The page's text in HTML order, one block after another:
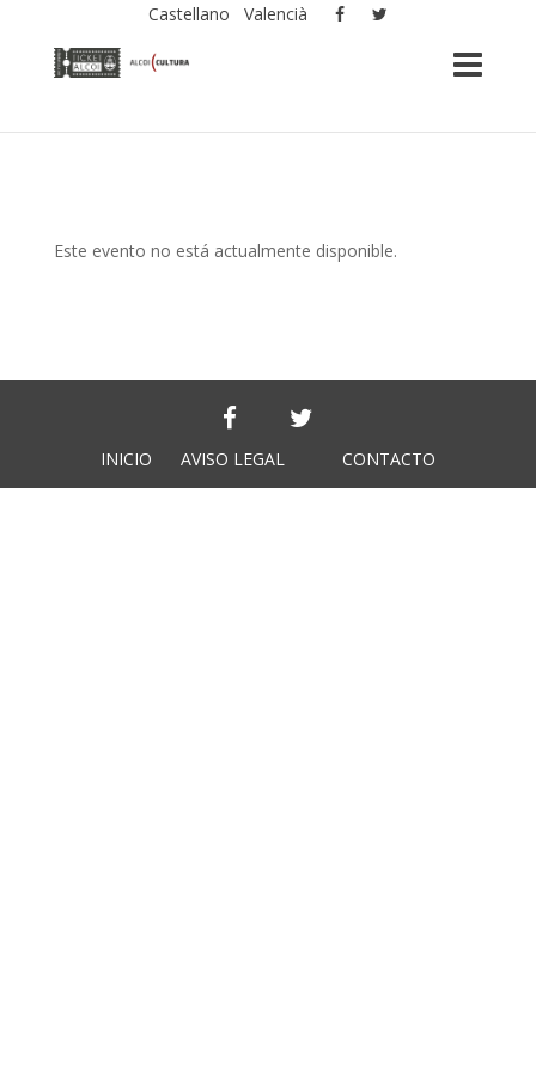
Castellano Valencià
Este evento no está actualmente disponible.
INICIO AVISO LEGAL CONTACTO